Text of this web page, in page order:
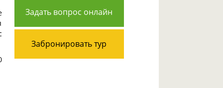
Задать вопрос онлайн
Забронировать тур